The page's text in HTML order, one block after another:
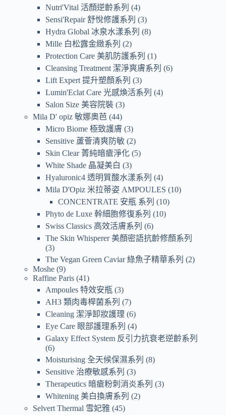
Nutri'Vital 活顏逆齡系列
4
Sensi'Repair 舒悅修護系列
3
Hydra Global 冰泉水漾系列
8
Mille 白松露金緻系列
2
Protection Care 美肌防護系列
1
Cleansing Treatment 潔淨爽膚系列
6
Lift Expert 提升塑顏系列
3
Lumin'Eclat Care 光感煥活系列
4
Salon Size 美容院裝 3
Mila D' opiz 敏娜奧芭 44
Micro Biome 極致護膚 3
Sensitive 蘆薈清爽防敏 2
Skin Clear 菁純暗瘡淨化 5
White Shade 晶凝美白
3
Hyaluronic4 透明質酸水漾系列
4
Mila D'Opiz 米拉蒂姿 AMPOULES
10
CONCENTRATE 安瓶 系列
10
Phyto de Luxe 幹細胞修復系列
10
Swiss Classics 高效活膚系列
6
The Skin Whisperer 美顏密語抗齡修顏系列
3
The Vegan Green Caviar 綠魚子精華系列
2
Moshe 9
Raffine Paris 41
Ampoules 特效安瓶 3
AH3 類肉毒桿菌系列
7
Cleaning 潔淨卸妝護理 6
Eye Care 眼部護理系列
4
Galaxy Effect System 反引力抗衰老逆齡系列
6
Moisturising 全天候保濕系列
8
Sensitive 治療敏感系列
3
Therapeutics 暗瘡粉刺消炎系列
3
Whitening 美白換膚系列
2
Selvert Thermal 雪妃雅 45